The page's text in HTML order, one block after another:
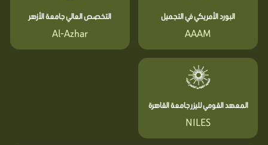
البورد الأمريكي في التجميل
AAAM
التخصص العالي جامعة الأزهر
Al-Azhar
المعهد القومي لليزر جامعة القاهرة
NILES